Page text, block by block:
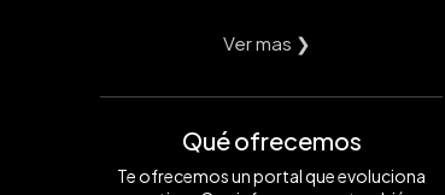
Ver mas ❯
Qué ofrecemos
Te ofrecemos un portal que evoluciona